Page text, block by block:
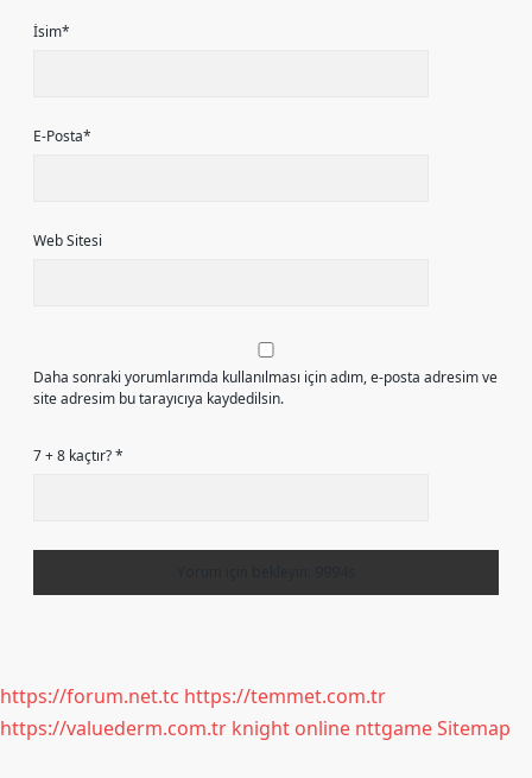
İsim*
E-Posta*
Web Sitesi
Daha sonraki yorumlarımda kullanılması için adım, e-posta adresim ve
site adresim bu tarayıcıya kaydedilsin.
7 + 8 kaçtır?*
https://forum.net.tc https://temmet.com.tr
https://valuederm.com.tr knight online nttgameSitemap